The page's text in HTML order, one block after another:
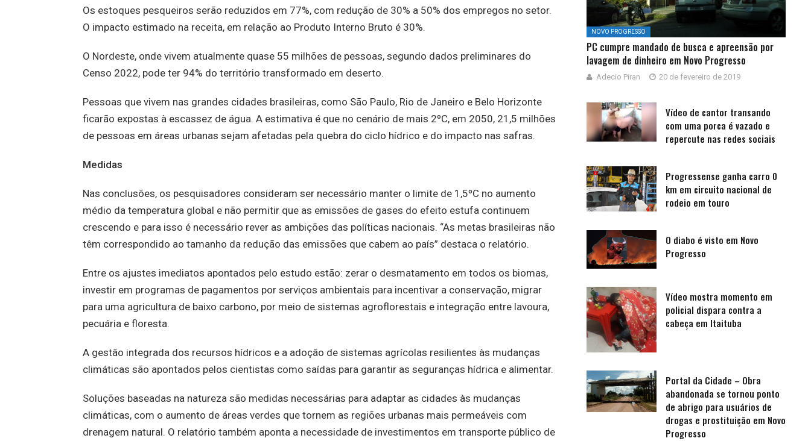
Os estoques pesqueiros serão reduzidos em 77%, com redução de 30% a 50% dos empregos no setor.
O impacto estimado na receita, em relação ao Produto Interno Bruto é 30%.
O Nordeste, onde vivem atualmente quase 55 milhões de pessoas, segundo dados preliminares do
Censo 2022, pode ter 94% do território transformado em deserto.
Pessoas que vivem nas grandes cidades brasileiras, como São Paulo, Rio de Janeiro e Belo Horizonte
ficarão expostas à escassez de água. A estimativa é que no cenário de mais 2ºC, em 2050, 21,5 milhões
de pessoas em áreas urbanas sejam afetadas pela quebra do ciclo hídrico e do impacto nas safras.
Medidas
Nas conclusões, os pesquisadores consideram ser necessário manter o limite de 1,5ºC no aumento
médio da temperatura global e não permitir que as emissões de gases do efeito estufa continuem
crescendo e para isso é necessário rever as ambições das políticas nacionais. “As metas brasileiras não
têm correspondido ao tamanho da redução das emissões que cabem ao país” destaca o relatório.
Entre os ajustes imediatos apontados pelo estudo estão: zerar o desmatamento em todos os biomas,
investir em programas de pagamentos por serviços ambientais para incentivar a conservação, migrar
para uma agricultura de baixo carbono, por meio de sistemas agroflorestais e integração entre lavoura,
pecuária e floresta.
A gestão integrada dos recursos hídricos e a adoção de sistemas agrícolas resilientes às mudanças
climáticas são apontados pelos cientistas como saídas para garantir as seguranças hídrica e alimentar.
Soluções baseadas na natureza são medidas necessárias para adaptar as cidades às mudanças
climáticas, com o aumento de áreas verdes que tornem as regiões urbanas mais permeáveis com
drenagem natural. O relatório também aponta a necessidade de investimentos em transporte público de
NOVO PROGRESSO
PC cumpre mandado de busca e apreensão por
lavagem de dinheiro em Novo Progresso
Adecio Piran 20 de fevereiro de 2019
Vídeo de cantor transando
com uma porca é vazado e
repercute nas redes sociais
Progressense ganha carro 0
km em circuito nacional de
rodeio em touro
O diabo é visto em Novo
Progresso
Vídeo mostra momento em
policial dispara contra a
cabeça em Itaituba
Portal da Cidade – Obra
abandonada se tornou ponto
de abrigo para usuários de
drogas e prostituição em Novo
Progresso